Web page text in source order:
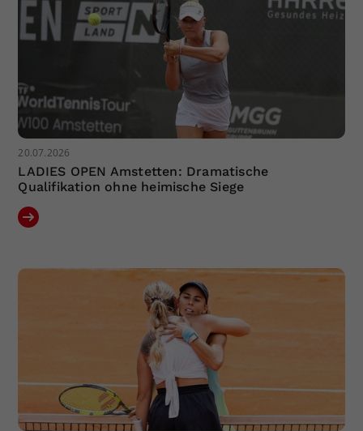
20.07.2026
LADIES OPEN Amstetten: Dramatische
Qualifikation ohne heimische Siege